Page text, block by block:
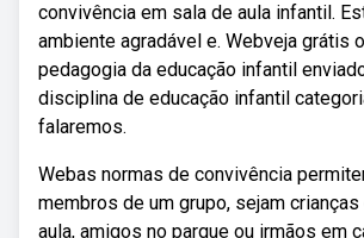
convivência em sala de aula infantil.
ambiente agradável e. Webveja grátis
pedagogia da educação infantil
disciplina de educação infantil
falaremos.
Webas normas de convivência
membros de um grupo, sejam
aula, amigos no parque ou irmãos em